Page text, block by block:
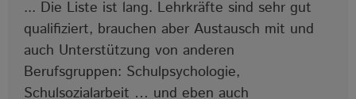
... Die Liste ist lang. Lehrkräfte sind sehr gut
qualifiziert, brauchen aber Austausch mit und
auch Unterstützung von anderen
Berufsgruppen: Schulpsychologie,
Schulsozialarbeit … und eben auch